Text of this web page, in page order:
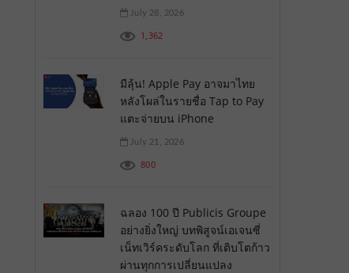
July 28, 2026
1,362
มีลุ้น! Apple Pay อาจมาไทย
หลังโผล่ในรายชื่อ Tap to Pay
แตะจ่ายบน iPhone
July 21, 2026
800
ฉลอง 100 ปี Publicis Groupe
อย่างยิ่งใหญ่ บทพิสูจน์เอเจนซี่
เน็ทเวิร์คระดับโลก ที่เติบโตก้าว
ผ่านทุกการเปลี่ยนแปลง